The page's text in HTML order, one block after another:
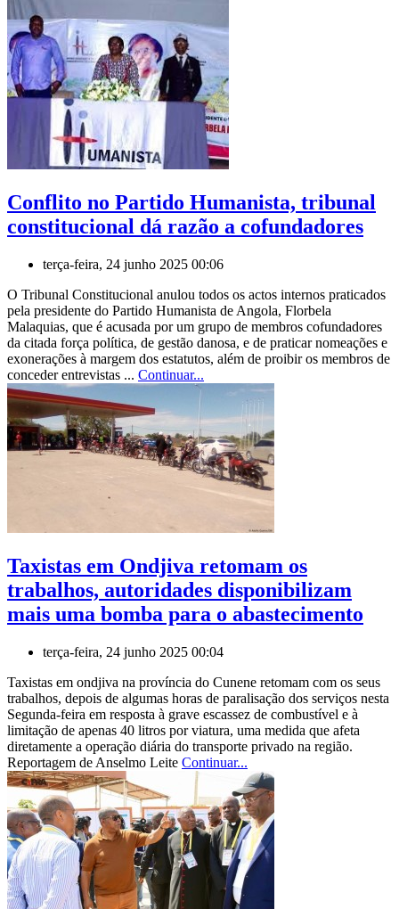
Conflito no Partido Humanista, tribunal
constitucional dá razão a cofundadores
terça-feira, 24 junho 2025 00:06
O Tribunal Constitucional anulou todos os actos internos praticados
pela presidente do Partido Humanista de Angola, Florbela
Malaquias, que é acusada por um grupo de membros cofundadores
da citada força política, de gestão danosa, e de praticar nomeações e
exonerações à margem dos estatutos, além de proibir os membros de
conceder entrevistas ... Continuar...
Taxistas em Ondjiva retomam os
trabalhos, autoridades disponibilizam
mais uma bomba para o abastecimento
terça-feira, 24 junho 2025 00:04
Taxistas em ondjiva na província do Cunene retomam com os seus
trabalhos, depois de algumas horas de paralisação dos serviços nesta
Segunda-feira em resposta à grave escassez de combustível e à
limitação de apenas 40 litros por viatura, uma medida que afeta
diretamente a operação diária do transporte privado na região.
Reportagem de Anselmo Leite Continuar...